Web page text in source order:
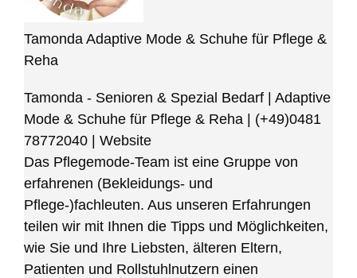
Tamonda Adaptive Mode & Schuhe für Pflege &
Reha
Tamonda - Senioren & Spezial Bedarf | Adaptive
Mode & Schuhe für Pflege & Reha | (+49)0481
78772040 | Website
Das Pflegemode-Team ist eine Gruppe von
erfahrenen (Bekleidungs- und
Pflege-)fachleuten. Aus unseren Erfahrungen
teilen wir mit Ihnen die Tipps und Möglichkeiten,
wie Sie und Ihre Liebsten, älteren Eltern,
Patienten und Rollstuhlnutzern einen